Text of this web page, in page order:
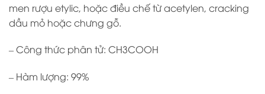
men rượu etylic, hoặc điều chế từ acetylen, cracking
dầu mỏ hoặc chưng gỗ.
– Công thức phân tử: CH3COOH
– Hàm lượng: 99%